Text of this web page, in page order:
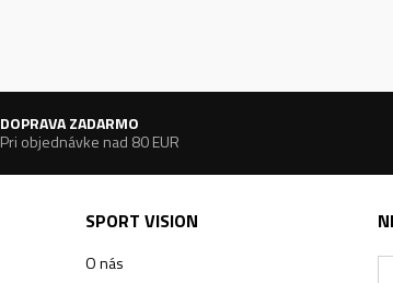
DOPRAVA ZADARMO
Pri objednávke nad 80 EUR
SPORT VISION
O nás